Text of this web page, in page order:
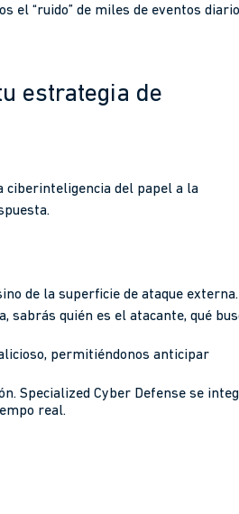
el “ruido” de miles de eventos
estrategia de
ciberinteligencia del papel a la
de la superficie de ataque externa.
sabrás quién es el atacante, qué
permitiéndonos anticipar
Specialized Cyber Defense se
real.